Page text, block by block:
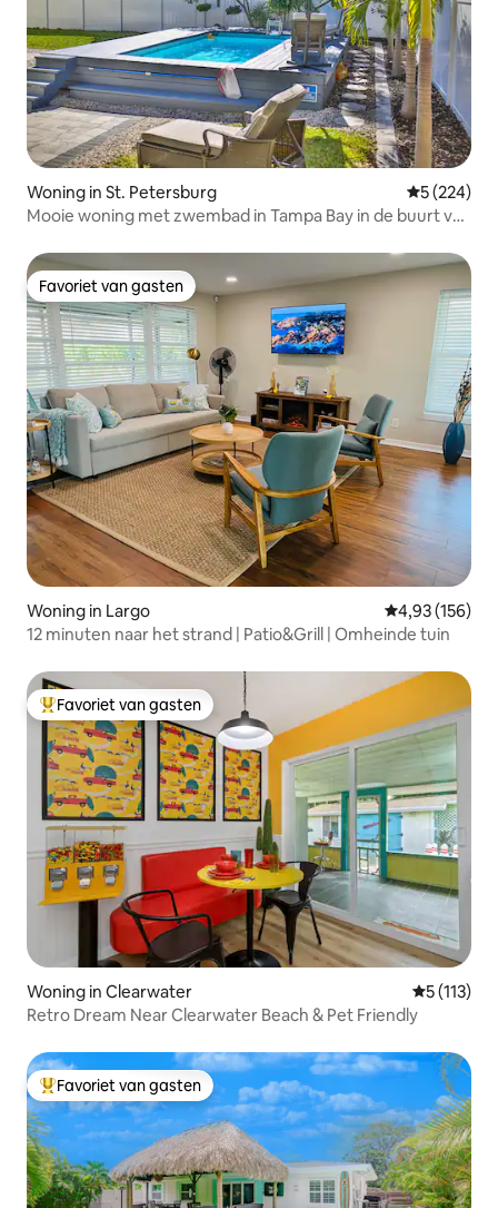
Woning in St. Petersburg
5 (224)
Mooie woning met zwembad in Tampa Bay in de buurt van
Favoriet van gasten
Favoriet van gasten
Woning in Largo Gemiddelde
4,93 (156)
12 minuten naar het strand | Patio&Grill | Omheinde tuin
Topfavoriet van gasten
Favoriet van gasten
Woning in Clearwater
5 (113)
Retro Dream Near Clearwater Beach & Pet Friendly
Topfavoriet van gasten
Favoriet van gasten